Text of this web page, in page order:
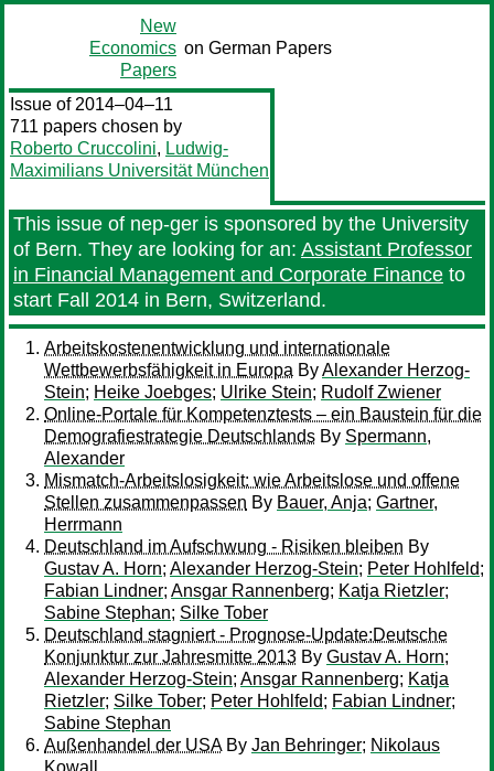
New
Economics
Papers
on German Papers
Issue of 2014–04–11
711 papers chosen by
Roberto Cruccolini, Ludwig-
Maximilians Universität München
This issue of nep-ger is sponsored by the University
of Bern. They are looking for an: Assistant Professor
in Financial Management and Corporate Finance to
start Fall 2014 in Bern, Switzerland.
Arbeitskostenentwicklung und internationale
Wettbewerbsfähigkeit in Europa ByAlexander Herzog-
Stein; Heike Joebges; Ulrike Stein; Rudolf Zwiener
Online-Portale für Kompetenztests – ein Baustein für die
Demografiestrategie Deutschlands By Spermann,
Alexander
Mismatch-Arbeitslosigkeit: wie Arbeitslose und offene
Stellen zusammenpassen By Bauer, Anja; Gartner,
Herrmann
Deutschland im Aufschwung - Risiken bleiben By
Gustav A. Horn; Alexander Herzog-Stein; Peter Hohlfeld;
Fabian Lindner; Ansgar Rannenberg; Katja Rietzler;
Sabine Stephan; Silke Tober
Deutschland stagniert - Prognose-Update:Deutsche
Konjunktur zur Jahresmitte 2013 By Gustav A. Horn;
Alexander Herzog-Stein; Ansgar Rannenberg; Katja
Rietzler; Silke Tober; Peter Hohlfeld; Fabian Lindner;
Sabine Stephan
Außenhandel der USABy Jan Behringer; Nikolaus
Kowall